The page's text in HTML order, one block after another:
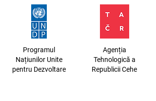
Programul
Națiunilor Unite
pentru Dezvoltare
Agenția
Tehnologică a
Republicii Cehe